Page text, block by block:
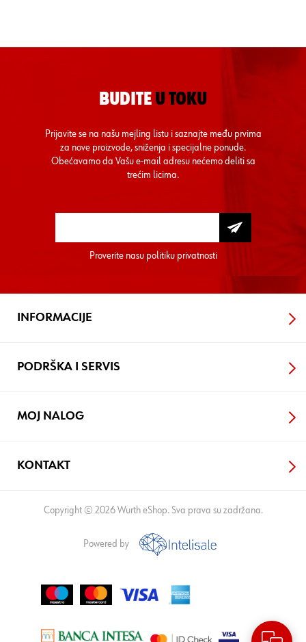
BUDITE U TOKU
Prijavite se na našu mejling listu i saznajte među prvima
za nove proizvode, sniženja i specijalne ponude.
Obećavamo da Vašu e-mail adresu nećemo deliti sa
trećim licima.
Proverite nasu politiku privatnosti
INFORMACIJE
PODRŠKA I SERVIS
MOJ NALOG
KONTAKT
Copyright © 2026 Wurth eShop. Sva prava su zadržana.
Powered by